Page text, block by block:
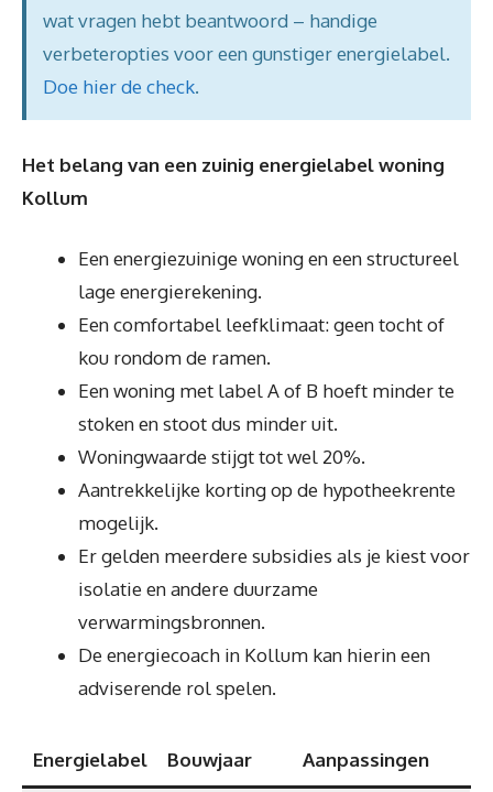
wat vragen hebt beantwoord – handige
verbeteropties voor een gunstiger energielabel.
Doe hier de check.
Het belang van een zuinig energielabel woning
Kollum
Een energiezuinige woning en een structureel
lage energierekening.
Een comfortabel leefklimaat: geen tocht of
kou rondom de ramen.
Een woning met label A of B hoeft minder te
stoken en stoot dus minder uit.
Woningwaarde stijgt tot wel 20%.
Aantrekkelijke korting op de hypotheekrente
mogelijk.
Er gelden meerdere subsidies als je kiest voor
isolatie en andere duurzame
verwarmingsbronnen.
De energiecoach in Kollum kan hierin een
adviserende rol spelen.
Energielabel Bouwjaar Aanpassingen